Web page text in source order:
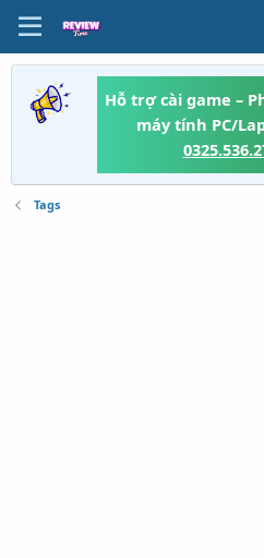
Hỗ trợ cài game –
máy tính PC/
Tags